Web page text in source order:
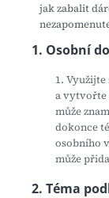
jak zabalit
1. Osobní
1.
a vytvořte
může
dokonce
osobního
může
2. Téma